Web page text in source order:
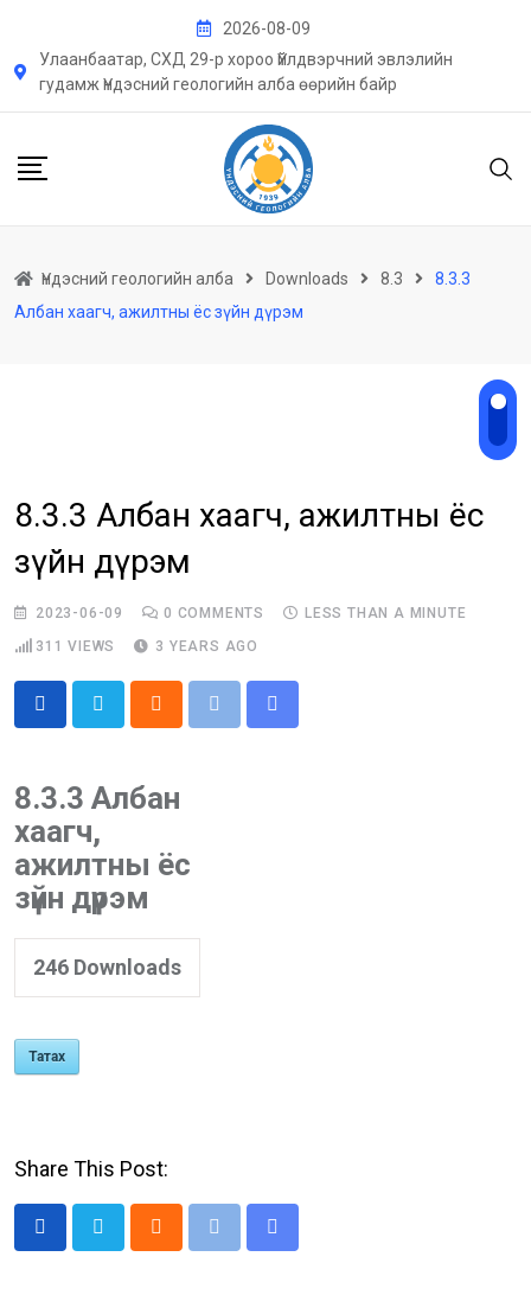
content
2026-08-09
Улаанбаатар, СХД 29-р хороо Үйлдвэрчний эвлэлийн
гудамж Үндэсний геологийн алба өөрийн байр
Үндэсний геологийн алба Downloads 8.3
8.3.3
Албан хаагч, ажилтны ёс зүйн дүрэм
8.3.3 Албан хаагч, ажилтны ёс
зүйн дүрэм
2023-06-09 0 COMMENTS
LESS THAN A MINUTE
311 VIEWS 3 YEARS AGO
Cloud Print
Share
8.3.3 Албан
хаагч,
ажилтны ёс
зүйн дүрэм
246 Downloads
Татах
Share This Post:
Cloud Print
Share